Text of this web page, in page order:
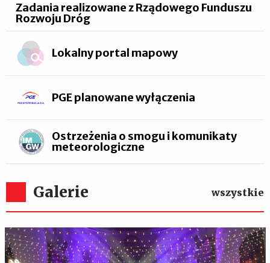
Zadania realizowane z Rządowego Funduszu
Rozwoju Dróg
Lokalny portal mapowy
PGE planowane wyłączenia
Ostrzeżenia o smogu i komunikaty
meteorologiczne
Galerie wszystkie